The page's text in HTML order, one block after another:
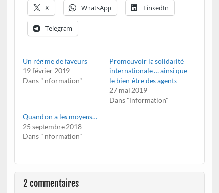
X WhatsApp LinkedIn
Telegram
Un régime de faveurs
19 février 2019
Dans "Information"
Promouvoir la solidarité
internationale … ainsi que
le bien-être des agents
27 mai 2019
Dans "Information"
Quand on a les moyens…
25 septembre 2018
Dans "Information"
2 commentaires